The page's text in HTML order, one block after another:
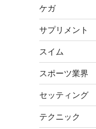
ケガ
サプリメント
スイム
スポーツ業界
セッティング
テクニック